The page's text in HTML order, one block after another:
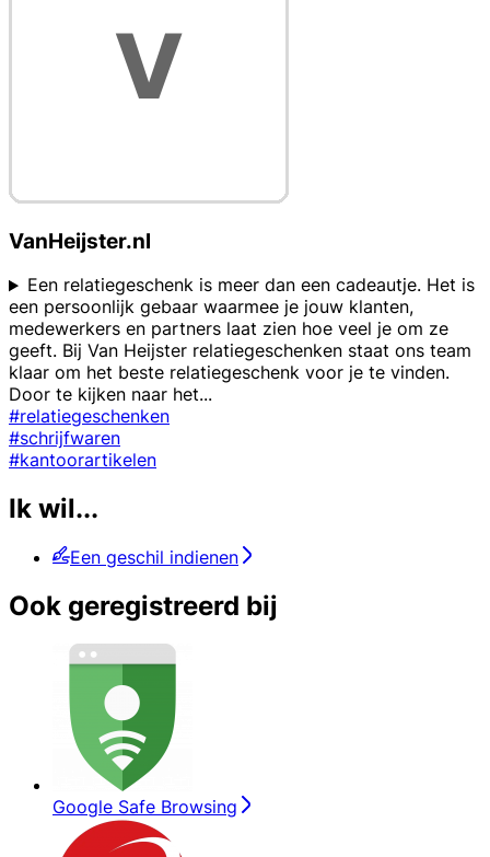
VanHeijster.nl
Een relatiegeschenk is meer dan een cadeautje. Het is
een persoonlijk gebaar waarmee je jouw klanten,
medewerkers en partners laat zien hoe veel je om ze
geeft. Bij Van Heijster relatiegeschenken staat ons team
klaar om het beste relatiegeschenk voor je te vinden.
Door te kijken naar het...
#relatiegeschenken
#schrijfwaren
#kantoorartikelen
Ik wil...
Een geschil indienen
Ook geregistreerd bij
Google Safe Browsing